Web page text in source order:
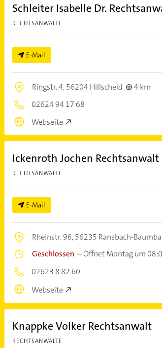
Schleiter Isabelle Dr.
RECHTSANWÄLTE
E-Mail
Ringstr. 4,56204 Hillscheid
4 km
02624 94 17 68
Webseite
Ickenroth Jochen Rechtsanwalt
RECHTSANWÄLTE
E-Mail
Rheinstr. 96,56235 Ransbach-
Geschlossen –Öffnet Montag um
02623 8 82 60
Webseite
Knappke Volker Rechtsanwalt
RECHTSANWÄLTE